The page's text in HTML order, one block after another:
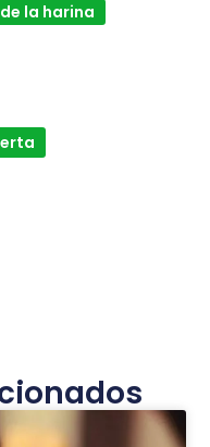
la harina